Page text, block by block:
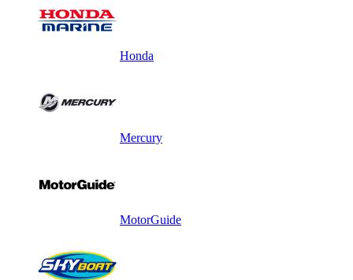
Honda
Mercury
MotorGuide